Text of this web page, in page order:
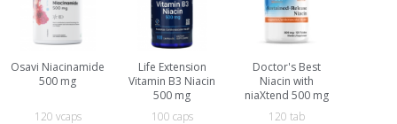
Osavi Niacinamide
500 mg
120 vcaps
Life Extension
Vitamin B3 Niacin
500 mg
100 caps
Doctor's Best
Niacin with
niaXtend 500 mg
120 tab